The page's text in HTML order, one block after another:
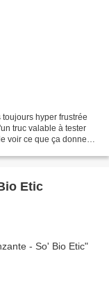
hyper frustrée
truc valable à tester
voir ce que ça donne
Etic